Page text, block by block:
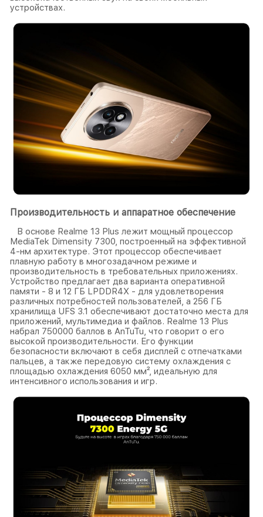
устройствах.
Производительность и аппаратное обеспечение
В основе Realme 13 Plus лежит мощный процессор
MediaTek Dimensity 7300, построенный на эффективной
4-нм архитектуре. Этот процессор обеспечивает
плавную работу в многозадачном режиме и
производительность в требовательных приложениях.
Устройство предлагает два варианта оперативной
памяти - 8 и 12 ГБ LPDDR4X - для удовлетворения
различных потребностей пользователей, а 256 ГБ
хранилища UFS 3.1 обеспечивают достаточно места для
приложений, мультимедиа и файлов. Realme 13 Plus
набрал 750000 баллов в AnTuTu, что говорит о его
высокой производительности. Его функции
безопасности включают в себя дисплей с отпечатками
пальцев, а также передовую систему охлаждения с
площадью охлаждения 6050 мм², идеальную для
интенсивного использования и игр.